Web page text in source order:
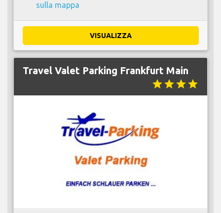
sulla mappa
VISUALIZZA
Travel Valet Parking Frankfurt Main
starstarstarstar